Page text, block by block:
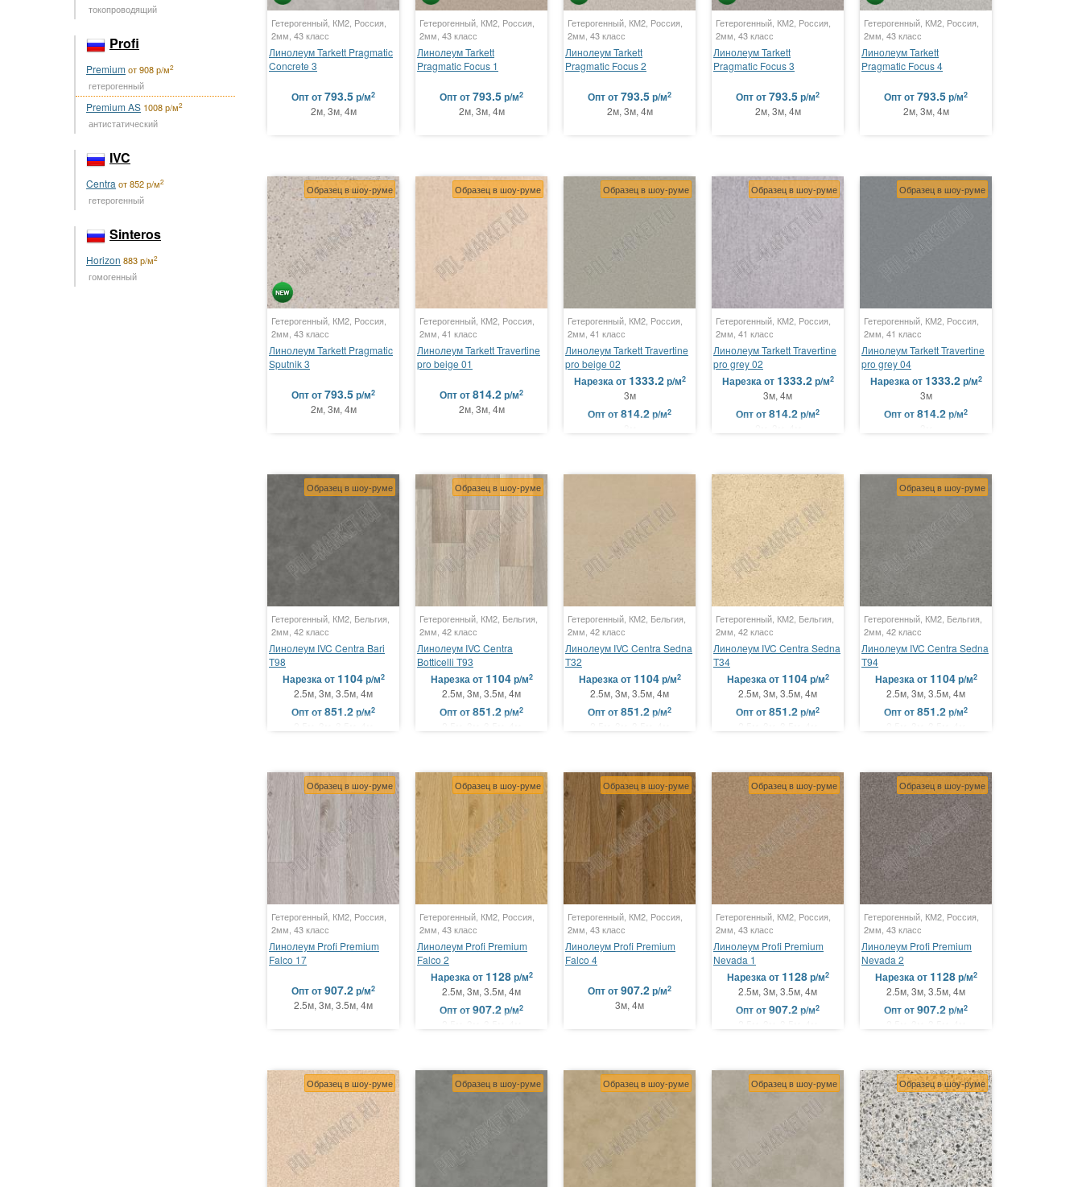
токопроводящий
Profi
Premium от 908 р/м2
гетерогенный
Premium AS 1008 р/м2
антистатический
IVC
Centra от 852 р/м2
гетерогенный
Sinteros
Horizon 883 р/м2
гомогенный
Гетерогенный, КМ2, Россия,
2мм, 43 класс
Линолеум Tarkett Pragmatic
Concrete 3
Оптот793.5р/м2
2м, 3м, 4м
Гетерогенный, КМ2, Россия,
2мм, 43 класс
Линолеум Tarkett
Pragmatic Focus 1
Оптот793.5р/м2
2м, 3м, 4м
Гетерогенный, КМ2, Россия,
2мм, 43 класс
Линолеум Tarkett
Pragmatic Focus 2
Оптот793.5р/м2
2м, 3м, 4м
Гетерогенный, КМ2, Россия,
2мм, 43 класс
Линолеум Tarkett
Pragmatic Focus 3
Оптот793.5р/м2
2м, 3м, 4м
Гетерогенный, КМ2, Россия,
2мм, 43 класс
Линолеум Tarkett
Pragmatic Focus 4
Оптот793.5р/м2
2м, 3м, 4м
Образец в шоу-руме
Гетерогенный, КМ2, Россия,
2мм, 43 класс
Линолеум Tarkett Pragmatic
Sputnik 3
Оптот793.5р/м2
2м, 3м, 4м
Образец в шоу-руме
Гетерогенный, КМ2, Россия,
2мм, 41 класс
Линолеум Tarkett Travertine
pro beige 01
Оптот814.2р/м2
2м, 3м, 4м
Образец в шоу-руме
Гетерогенный, КМ2, Россия,
2мм, 41 класс
Линолеум Tarkett Travertine
pro beige 02
Нарезкаот 1333.2р/м2
3м
Оптот814.2р/м2
Образец в шоу-руме
Гетерогенный, КМ2, Россия,
2мм, 41 класс
Линолеум Tarkett Travertine
pro grey 02
Нарезкаот 1333.2р/м2
3м, 4м
Оптот814.2р/м2
Образец в шоу-руме
Гетерогенный, КМ2, Россия,
2мм, 41 класс
Линолеум Tarkett Travertine
pro grey 04
Нарезкаот 1333.2р/м2
3м
Оптот814.2р/м2
Образец в шоу-руме
Гетерогенный, КМ2, Бельгия,
2мм, 42 класс
Линолеум IVC Centra Bari
T98
Нарезкаот 1104р/м2
2.5м, 3м, 3.5м, 4м
Оптот851.2р/м2
Образец в шоу-руме
Гетерогенный, КМ2, Бельгия,
2мм, 42 класс
Линолеум IVC Centra
Botticelli T93
Нарезкаот 1104р/м2
2.5м, 3м, 3.5м, 4м
Оптот851.2р/м2
Гетерогенный, КМ2, Бельгия,
2мм, 42 класс
Линолеум IVC Centra Sedna
T32
Нарезкаот 1104р/м2
2.5м, 3м, 3.5м, 4м
Оптот851.2р/м2
Гетерогенный, КМ2, Бельгия,
2мм, 42 класс
Линолеум IVC Centra Sedna
T34
Нарезкаот 1104р/м2
2.5м, 3м, 3.5м, 4м
Оптот851.2р/м2
Образец в шоу-руме
Гетерогенный, КМ2, Бельгия,
2мм, 42 класс
Линолеум IVC Centra Sedna
T94
Нарезкаот 1104р/м2
2.5м, 3м, 3.5м, 4м
Оптот851.2р/м2
Образец в шоу-руме
Гетерогенный, КМ2, Россия,
2мм, 43 класс
Линолеум Profi Premium
Falco 17
Оптот907.2р/м2
2.5м, 3м, 3.5м, 4м
Образец в шоу-руме
Гетерогенный, КМ2, Россия,
2мм, 43 класс
Линолеум Profi Premium
Falco 2
Нарезкаот 1128р/м2
2.5м, 3м, 3.5м, 4м
Оптот907.2р/м2
Образец в шоу-руме
Гетерогенный, КМ2, Россия,
2мм, 43 класс
Линолеум Profi Premium
Falco 4
Оптот907.2р/м2
3м, 4м
Образец в шоу-руме
Гетерогенный, КМ2, Россия,
2мм, 43 класс
Линолеум Profi Premium
Nevada 1
Нарезкаот 1128р/м2
2.5м, 3м, 3.5м, 4м
Оптот907.2р/м2
Образец в шоу-руме
Гетерогенный, КМ2, Россия,
2мм, 43 класс
Линолеум Profi Premium
Nevada 2
Нарезкаот 1128р/м2
2.5м, 3м, 3.5м, 4м
Оптот907.2р/м2
Образец в шоу-руме Образец в шоу-руме Образец в шоу-руме Образец в шоу-руме Образец в шоу-руме